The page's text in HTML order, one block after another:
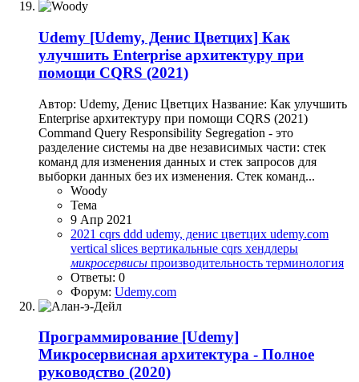
Udemy [Udemy, Денис Цветцих] Как
улучшить Enterprise архитектуру при
помощи CQRS (2021)
Автор: Udemy, Денис Цветцих Название: Как улучшить
Enterprise архитектуру при помощи CQRS (2021)
Command Query Responsibility Segregation - это
разделение системы на две независимых части: стек
команд для изменения данных и стек запросов для
выборки данных без их изменения. Стек команд...
Woody
Тема
9 Апр 2021
2021 cqrs ddd udemy, денис цветцих udemy.com
vertical slices вертикальные cqrs хендлеры
микросервисы производительность терминология
Ответы: 0
Форум: Udemy.com
Программирование [Udemy]
Микросервисная архитектура - Полное
руководство (2020)